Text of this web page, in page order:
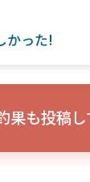
かった!
果も投稿し